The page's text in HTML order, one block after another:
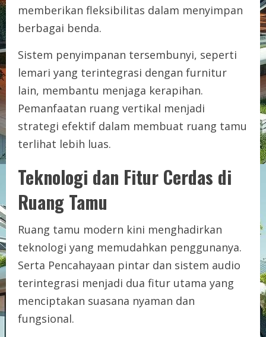
memberikan fleksibilitas dalam menyimpan
berbagai benda.
Sistem penyimpanan tersembunyi, seperti
lemari yang terintegrasi dengan furnitur
lain, membantu menjaga kerapihan.
Pemanfaatan ruang vertikal menjadi
strategi efektif dalam membuat ruang tamu
terlihat lebih luas.
Teknologi dan Fitur Cerdas di
Ruang Tamu
Ruang tamu modern kini menghadirkan
teknologi yang memudahkan penggunanya.
Serta Pencahayaan pintar dan sistem audio
terintegrasi menjadi dua fitur utama yang
menciptakan suasana nyaman dan
fungsional.